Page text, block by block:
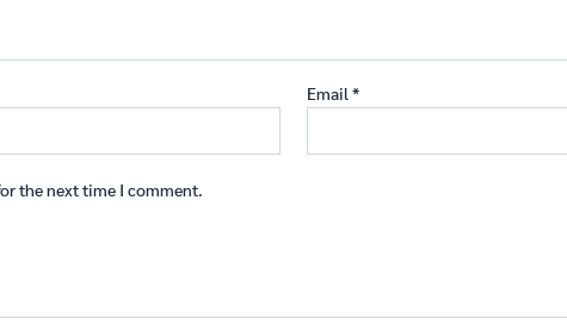
Email*
the next time I comment.